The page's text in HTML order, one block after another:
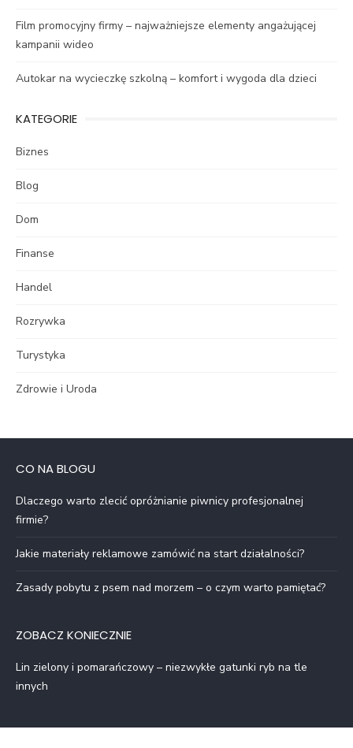
Film promocyjny firmy – najważniejsze elementy angażującej
kampanii wideo
Autokar na wycieczkę szkolną – komfort i wygoda dla dzieci
KATEGORIE
Biznes
Blog
Dom
Finanse
Handel
Rozrywka
Turystyka
Zdrowie i Uroda
CO NA BLOGU
Dlaczego warto zlecić opróżnianie piwnicy profesjonalnej
firmie?
Jakie materiały reklamowe zamówić na start działalności?
Zasady pobytu z psem nad morzem – o czym warto pamiętać?
ZOBACZ KONIECZNIE
Lin zielony i pomarańczowy – niezwykłe gatunki ryb na tle
innych